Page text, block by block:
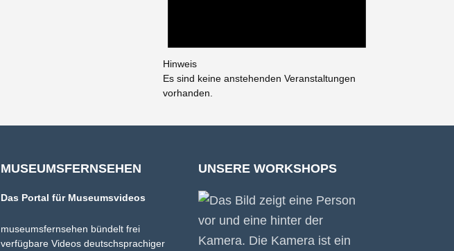
Hinweis
Es sind keine anstehenden Veranstaltungen
vorhanden.
MUSEUMSFERNSEHEN
Das Portal für Museumsvideos
museumsfernsehen bündelt frei
verfügbare Videos deutschsprachiger
UNSERE WORKSHOPS